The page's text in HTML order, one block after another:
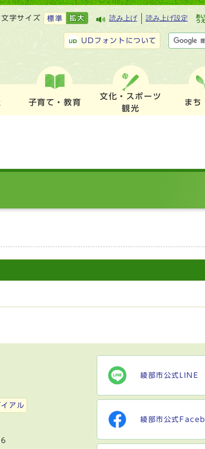
文字サイズ 標準 拡大 読み上げ 読み上げ設定
UDフォントについて
子育て・教育
文化・スポーツ
観光
まち
アル
綾部市公式LINE
綾部市公式